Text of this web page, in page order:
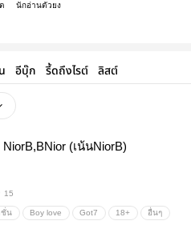
นักอ่านตัวยง
อีบุ๊ก รี้ดถึงไรต์ ลิสต์
(เน้นNiorB)
15
ชั่น Boy love Got7 18+ อื่นๆ